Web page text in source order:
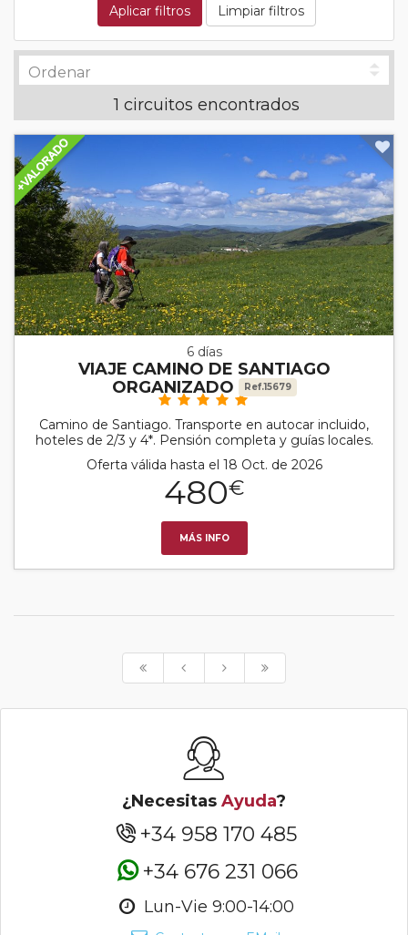
Aplicar filtros Limpiar filtros
1 circuitos encontrados
6 días
VIAJE CAMINO DE SANTIAGO
ORGANIZADO
Ref.15679
Camino de Santiago. Transporte en autocar incluido,
hoteles de 2/3 y 4*. Pensión completa y guías locales.
Oferta válida hasta el 18 Oct. de 2026
480€
MÁS INFO
¿Necesitas Ayuda?
+34 958 170 485
+34 676 231 066
Lun-Vie 9:00-14:00